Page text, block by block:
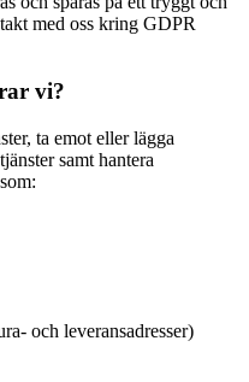
med oss kring GDPR
vi?
ta emot eller lägga
samt hantera
och leveransadresser)